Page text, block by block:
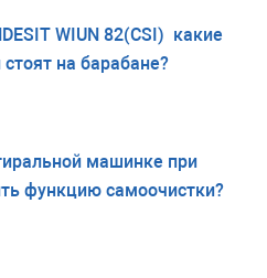
WIUN 82(CSI) какие
на барабане?
машинке при
функцию самоочистки?